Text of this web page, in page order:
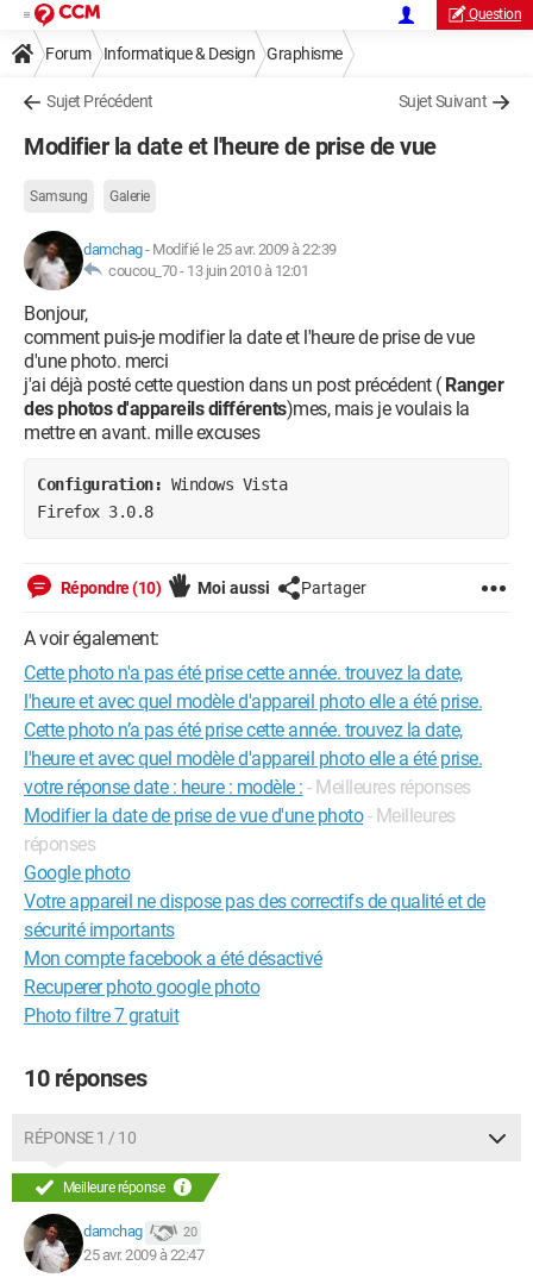
Question
Forum Informatique & Design Graphisme
Sujet Précédent Sujet Suivant
Modifier la date et l'heure de prise de vue
Samsung Galerie
damchag- Modifié le 25 avr. 2009 à 22:39
coucou_70 - 13 juin 2010 à 12:01
Bonjour,
comment puis-je modifier la date et l'heure de prise de vue
d'une photo. merci
j'ai déjà posté cette question dans un post précédent ( Ranger
des photos d'appareils différents)mes, mais je voulais la
mettre en avant. mille excuses
Configuration: Windows Vista
Firefox 3.0.8
Répondre (10) Moi aussi Partager
A voir également:
Cette photo n'a pas été prise cette année. trouvez la date,
l'heure et avec quel modèle d'appareil photo elle a été prise.
Cette photo n’a pas été prise cette année. trouvez la date,
l'heure et avec quel modèle d'appareil photo elle a été prise.
votre réponse date : heure : modèle : - Meilleures réponses
Modifier la date de prise de vue d'une photo - Meilleures
réponses
Google photo
Votre appareil ne dispose pas des correctifs de qualité et de
sécurité importants
Mon compte facebook a été désactivé
Recuperer photo google photo
Photo filtre 7 gratuit
10 réponses
RÉPONSE 1 / 10
Meilleure réponse
damchag 20
25 avr. 2009 à 22:47